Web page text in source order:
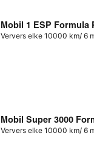
Mobil 1 ESP Formula
Ververs elke 10000 km/ 6
Mobil Super 3000
Ververs elke 10000 km/ 6